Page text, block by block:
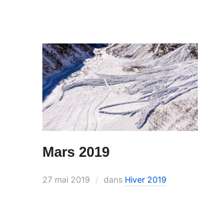
Mars 2019
27 mai 2019 dans Hiver 2019